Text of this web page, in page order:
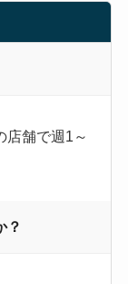
店舗で週1～
？